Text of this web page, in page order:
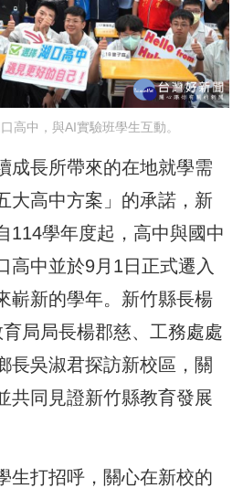
高中，與AI實驗班學生互動。
成長所帶來的在地就學需
大高中方案」的承諾，新
114學年度起，高中與國中
高中並於9月1日正式遷入
嶄新的學年。新竹縣長楊
局局長楊郡慈、工務處處
長吳淑君探訪新校區，關
共同見證新竹縣教育發展
生打招呼，關心在新校的